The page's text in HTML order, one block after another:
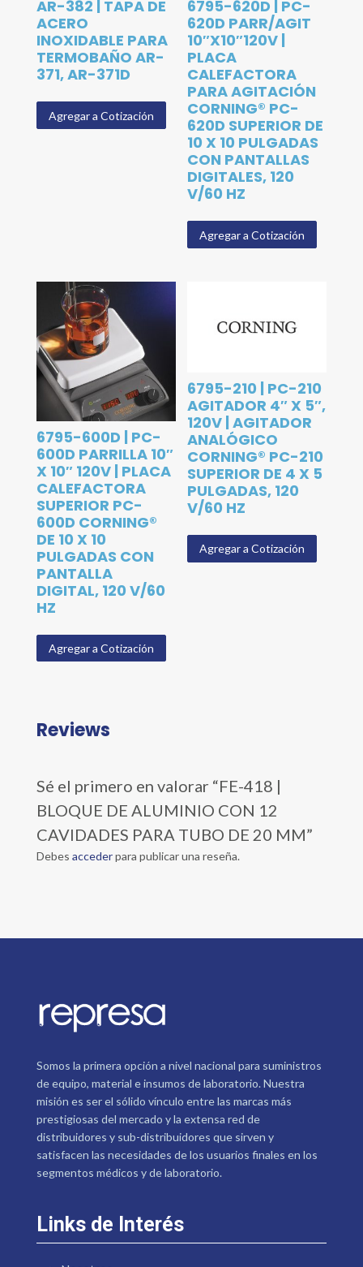
AR-382 | TAPA DE
ACERO
INOXIDABLE PARA
TERMOBAÑO AR-
371, AR-371D
Agregar a Cotización
6795-620D | PC-
620D PARR/AGIT
10″X10″120V |
PLACA
CALEFACTORA
PARA AGITACIÓN
CORNING® PC-
620D SUPERIOR DE
10 X 10 PULGADAS
CON PANTALLAS
DIGITALES, 120
V/60 HZ
Agregar a Cotización
6795-600D | PC-
600D PARRILLA 10″
X 10″ 120V | PLACA
CALEFACTORA
SUPERIOR PC-
600D CORNING®
DE 10 X 10
PULGADAS CON
PANTALLA
DIGITAL, 120 V/60
HZ
Agregar a Cotización
6795-210 | PC-210
AGITADOR 4″ X 5″,
120V | AGITADOR
ANALÓGICO
CORNING® PC-210
SUPERIOR DE 4 X 5
PULGADAS, 120
V/60 HZ
Agregar a Cotización
Reviews
Sé el primero en valorar “FE-418 |
BLOQUE DE ALUMINIO CON 12
CAVIDADES PARA TUBO DE 20 MM”
Debes accederpara publicar una reseña.
Somos la primera opción a nivel nacional para suministros
de equipo, material e insumos de laboratorio. Nuestra
misión es ser el sólido vínculo entre las marcas más
prestigiosas del mercado y la extensa red de
distribuidores y sub-distribuidores que sirven y
satisfacen las necesidades de los usuarios finales en los
segmentos médicos y de laboratorio.
Links de Interés